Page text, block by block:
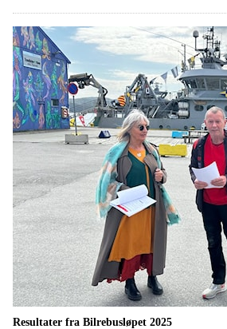
Resultater fra Bilrebusløpet 2025